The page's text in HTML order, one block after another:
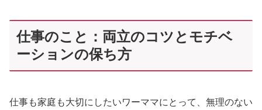
仕事のこと：両立のコツとモチベ
ーションの保ち方
仕事も家庭も大切にしたいワーママにとって、無理のない